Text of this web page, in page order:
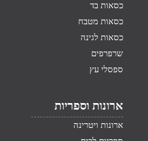
כסאות בד
כסאות מטבח
כסאות לגינה
שרפרפים
ספסלי עץ
ארונות וספריות
ארונות ויטרינה